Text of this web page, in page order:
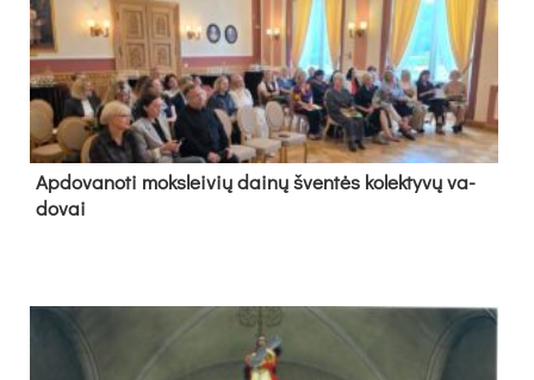
Ap­do­va­no­ti moks­lei­vių dai­nų šven­tės ko­lek­ty­vų va­
do­vai